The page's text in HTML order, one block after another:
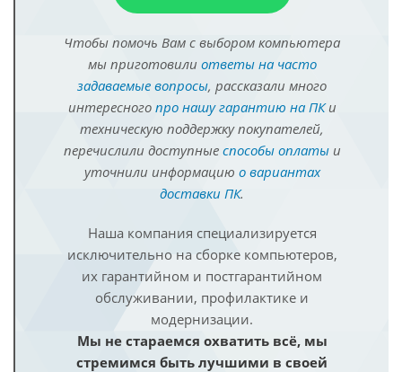
Чтобы помочь Вам с выбором компьютера
мы приготовили ответы на часто
задаваемые вопросы, рассказали много
интересного про нашу гарантию на ПКи
техническую поддержку покупателей,
перечислили доступные способы оплатыи
уточнили информацию о вариантах
доставки ПК.
Наша компания специализируется
исключительно на сборке компьютеров,
их гарантийном и постгарантийном
обслуживании, профилактике и
модернизации.
Мы не стараемся охватить всё, мы
стремимся быть лучшими в своей